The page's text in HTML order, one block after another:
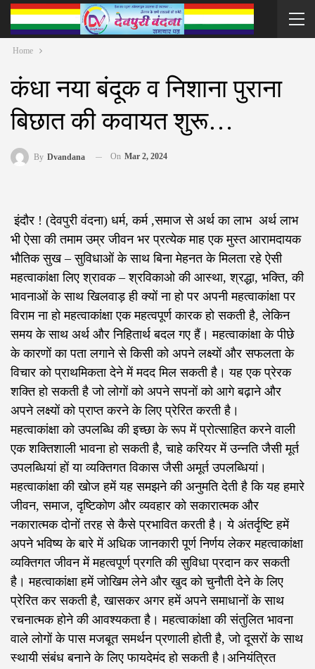
Home
कंधा नया बंदूक व निशाना पुराना
बिछात की कवायत शुरू…
By Dvandana On Mar 2, 2024
‌ इंदौर ! (देवपुरी वंदना) धर्म, कर्म ,समाज से अर्थ का लाभ ‌ अर्थ लाभ
भी ऐसा की तमाम उम्र जीवन भर प्रत्येक माह एक मुस्त आरामदायक
भौतिक सुख – सुविधाओं के साथ बिना मेहनत के मिलता रहे ऐसी
महत्वाकांक्षा लिए श्रावक – श्रविकाओ की आस्था, श्रद्धा, भक्ति, की
भावनाओं के साथ खिलवाड़ ही क्यों ना हो पर अपनी महत्वाकांक्षा पर
विराम ना हो महत्वाकांक्षा एक महत्वपूर्ण कारक हो सकती है, लेकिन
समय के साथ अर्थ और निहितार्थ बदल गए हैं। महत्वाकांक्षा के पीछे
के कारणों का पता लगाने से किसी को अपने लक्ष्यों और सफलता के
विचार को प्राथमिकता देने में मदद मिल सकती है। यह एक प्रेरक
शक्ति हो सकती है जो लोगों को अपने सपनों को आगे बढ़ाने और
अपने लक्ष्यों को प्राप्त करने के लिए प्रेरित करती है।
महत्वाकांक्षा को उपलब्धि की इच्छा के रूप में प्रोत्साहित करने वाली
एक शक्तिशाली भावना हो सकती है, चाहे करियर में उन्नति जैसी मूर्त
उपलब्धियां हों या व्यक्तिगत विकास जैसी अमूर्त उपलब्धियां।
महत्वाकांक्षा की खोज हमें यह समझने की अनुमति देती है कि यह हमारे
जीवन, समाज, दृष्टिकोण और व्यवहार को सकारात्मक और
नकारात्मक दोनों तरह से कैसे प्रभावित करती है। ये अंतर्दृष्टि हमें
अपने भविष्य के बारे में अधिक जानकारी पूर्ण निर्णय लेकर महत्वाकांक्षा
व्यक्तिगत जीवन में महत्वपूर्ण प्रगति की सुविधा प्रदान कर सकती
है। महत्वाकांक्षा हमें जोखिम लेने और खुद को चुनौती देने के लिए
प्रेरित कर सकती है, खासकर अगर हमें अपने समाधानों के साथ
रचनात्मक होने की आवश्यकता है। महत्वाकांक्षा की संतुलित भावना
वाले लोगों के पास मजबूत समर्थन प्रणाली होती है, जो दूसरों के साथ
स्थायी संबंध बनाने के लिए फायदेमंद हो सकती है।अनियंत्रित